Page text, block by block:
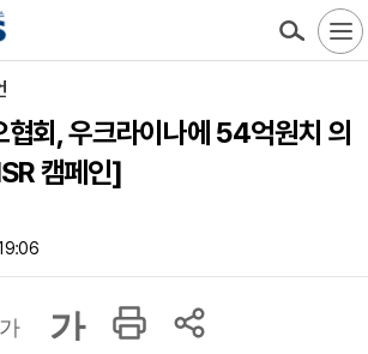
회, 우크라이나에 54억원치 의
캠페인]
가 가